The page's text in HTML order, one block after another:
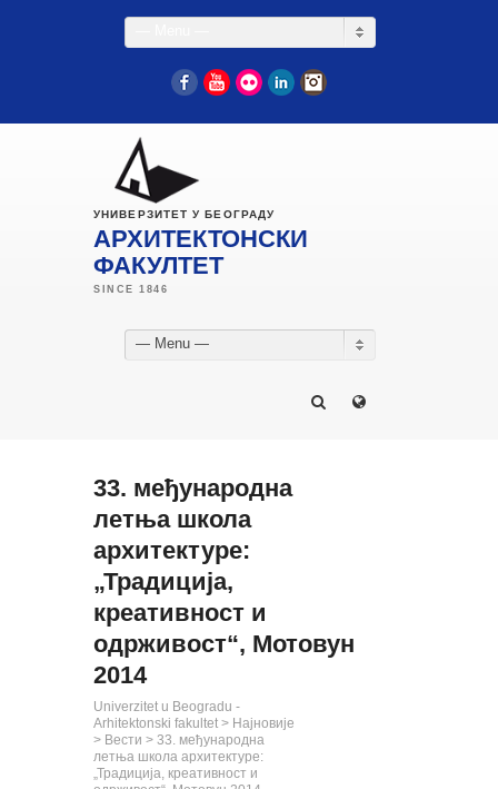
FacebookYouTube
Flickr LinkedIn
УНИВЕРЗИТЕТ У БЕОГРАДУ
АРХИТЕКТОНСКИ
ФАКУЛТЕТ
— Menu —
33. међународна
летња школа
архитектуре:
„Традиција,
креативност и
одрживост“, Мотовун
2014
Univerzitet u Beogradu -
Arhitektonski fakultet > Најновије
> Вести > 33. међународна
летња школа архитектуре:
„Традиција, креативност и